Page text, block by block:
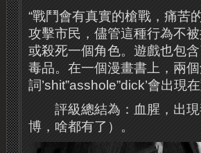
“戰鬥會有真實的槍戰，痛苦
攻擊市民，儘管這種行為不
或殺死一個角色。遊戲也包
毒品。在一個漫畫書上，兩
詞’shit”asshole”dick’會出現
評級總結為：血腥，出現
博，啥都有了）。